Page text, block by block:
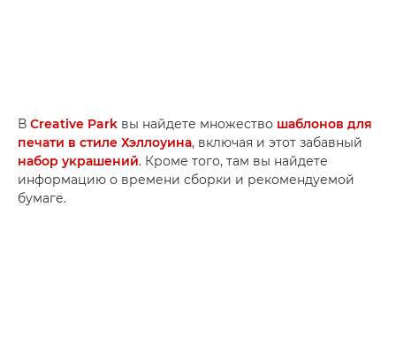
В Creative Park вы найдете множество шаблонов для
печати в стиле Хэллоуина, включая и этот забавный
набор украшений. Кроме того, там вы найдете
информацию о времени сборки и рекомендуемой
бумаге.